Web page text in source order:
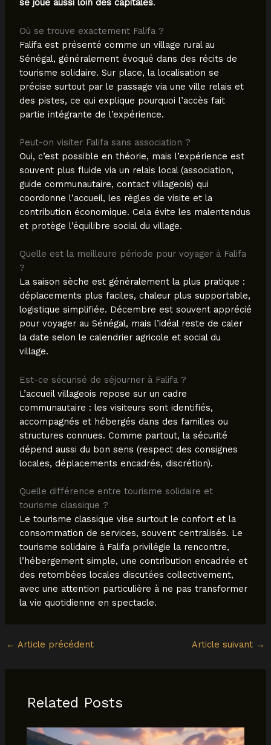
se joue aussi loin des capitales.
Où se trouve exactement Falifa ?
Falifa est présenté comme un village rural au
Sénégal, généralement évoqué dans des récits de
tourisme solidaire. Sur place, la localisation se
précise surtout par le passage via une ville relais et
des pistes, ce qui explique pourquoi l’accès fait
partie intégrante de l’expérience.
Peut-on visiter Falifa sans association ?
Oui, c’est possible en théorie, mais l’expérience est
souvent plus fluide via un relais local (association,
guide communautaire, contact villageois) qui
coordonne l’accueil, les règles de visite et la
contribution économique. Cela évite les malentendus
et protège l’équilibre social du village.
Quelle est la meilleure période pour voyager à Falifa
?
La saison sèche est généralement la plus pratique :
déplacements plus faciles, chaleur plus supportable,
logistique simplifiée. Décembre est souvent apprécié
pour voyager au Sénégal, mais l’idéal reste de caler
la date selon le calendrier agricole et social du
village.
Est-ce sécurisé de séjourner à Falifa ?
L’accueil villageois repose sur un cadre
communautaire : les visiteurs sont identifiés,
accompagnés et hébergés dans des familles ou
structures connues. Comme partout, la sécurité
dépend aussi du bon sens (respect des consignes
locales, déplacements encadrés, discrétion).
Quelle différence entre tourisme solidaire et
tourisme classique ?
Le tourisme classique vise surtout le confort et la
consommation de services, souvent centralisés. Le
tourisme solidaire à Falifa privilégie la rencontre,
l’hébergement simple, une contribution encadrée et
des retombées locales discutées collectivement,
avec une attention particulière à ne pas transformer
la vie quotidienne en spectacle.
← Article précédent Article suivant →
Related Posts